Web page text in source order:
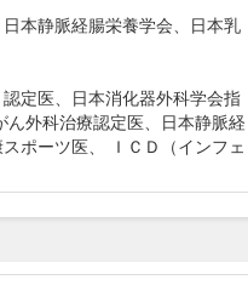
本静脈経腸栄養学会、日本乳
定医、日本消化器外科学会指
外科治療認定医、日本静脈経
ポーツ医、 ＩＣＤ（インフェ